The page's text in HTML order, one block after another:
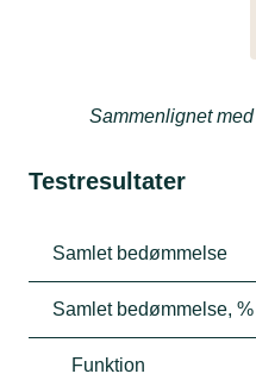
Sammenlignet med
Testresultater
Samlet bedømmelse
Samlet bedømmelse, %
Funktion